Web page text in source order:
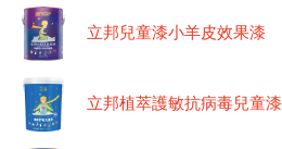
立邦兒童漆小羊皮效果漆
立邦植萃護敏抗病毒兒童漆